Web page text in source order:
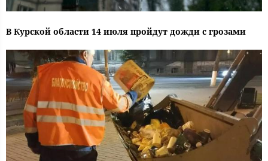
В Курской области 14 июля пройдут дожди с грозами